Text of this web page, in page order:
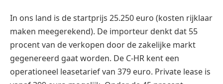
In ons land is de startprijs 25.250 euro (kosten rijklaar
maken meegerekend). De importeur denkt dat 55
procent van de verkopen door de zakelijke markt
gegenereerd gaat worden. De C-HR kent een
operationeel leasetarief van 379 euro. Private lease is